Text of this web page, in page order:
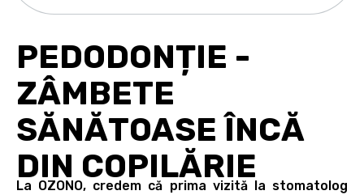
PEDODONȚIE -
ZÂMBETE
SĂNĂTOASE ÎNCĂ
DIN COPILĂRIE
La OZONO, credem că prima vizită la stomatolog